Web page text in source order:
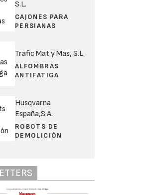
S.L.
CAJONES PARA
PERSIANAS
Trafic Mat y Mas, S.L.
ALFOMBRAS
ANTIFATIGA
Husqvarna
España,S.A.
ROBOTS DE
DEMOLICIÓN